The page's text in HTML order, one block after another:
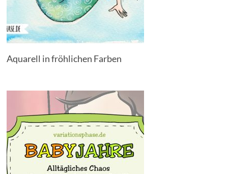
Aquarell in fröhlichen Farben